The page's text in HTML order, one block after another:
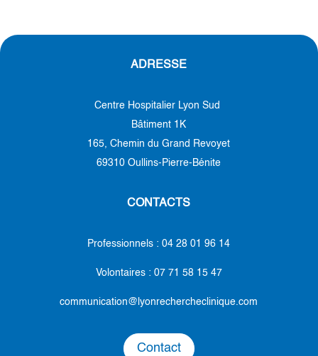
ADRESSE
Centre Hospitalier Lyon Sud
Bâtiment 1K
165, Chemin du Grand Revoyet
69310 Oullins-Pierre-Bénite
CONTACTS
Professionnels : 04 28 01 96 14
Volontaires : 07 71 58 15 47
communication@lyonrechercheclinique.com
Contact